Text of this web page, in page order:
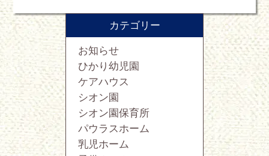
カテゴリー
お知らせ
ひかり幼児園
ケアハウス
シオン園
シオン園保育所
パウラスホーム
乳児ホーム